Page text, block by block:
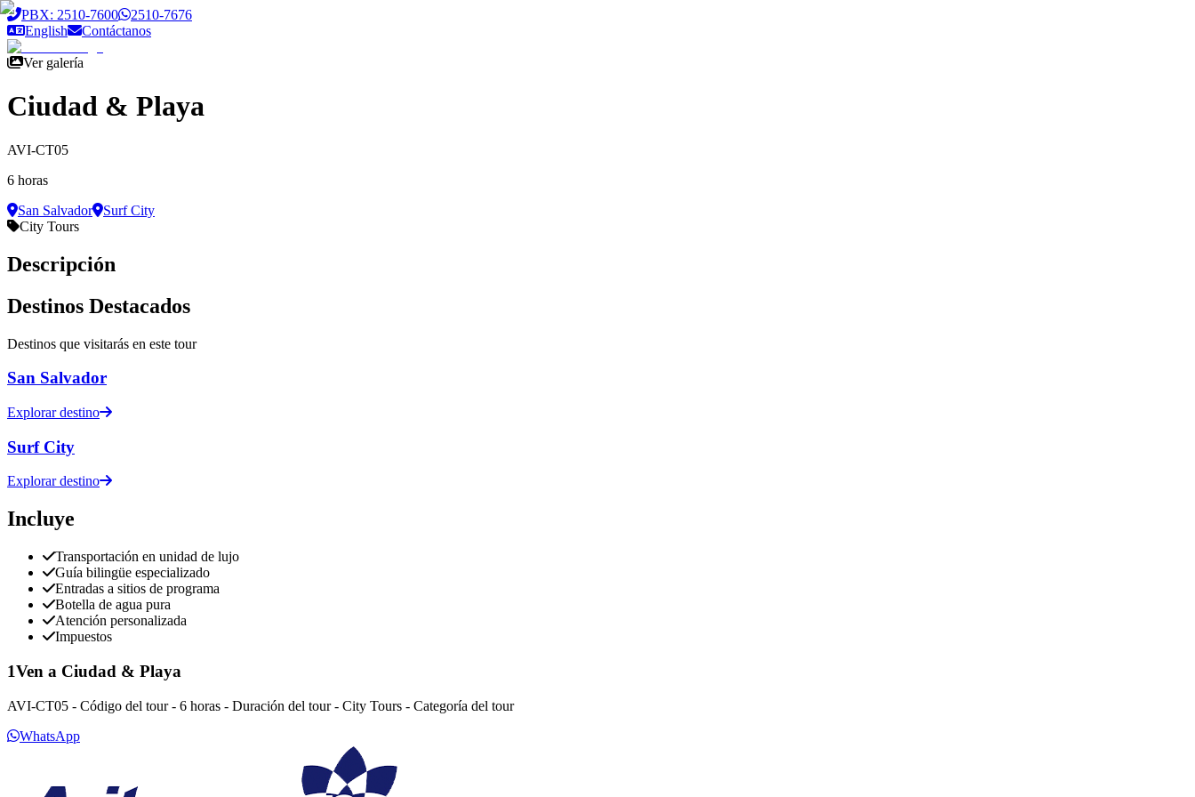
Saltar al contenido principal
PBX: 2510-7600
2510-7676
English
Contáctanos
Ver galería
Ciudad & Playa
AVI-CT05
6 horas
San Salvador
Surf City
City Tours
Descripción
Destinos Destacados
Destinos que visitarás en este tour
San Salvador
Explorar destino
Surf City
Explorar destino
Incluye
Transportación en unidad de lujo
Guía bilingüe especializado
Entradas a sitios de programa
Botella de agua pura
Atención personalizada
Impuestos
1Ven a Ciudad & Playa
AVI-CT05 - Código del tour - 6 horas - Duración del tour - City Tours - Categoría del tour
WhatsApp